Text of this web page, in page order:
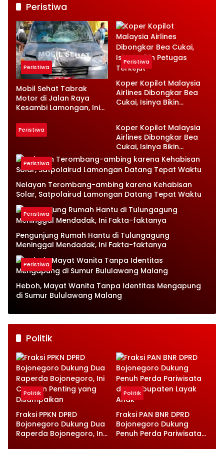
Peristiwa
Peristiwa
Mobil Sehat Tabrak
Motor di Jalan Raya
Kesambi Lamongan, Ini
Peristiwa
Koper Kopilot Malaysia
Airlines Dibongkar Bea
Cukai, Isinya Bikin
Peristiwa
Koper Kopilot Malaysia
Airlines Dibongkar Bea
Cukai, Isinya Bikin
Petugas Terkejut
Peristiwa
Nelayan Terombang-ambing karena Kehabisan
Solar, Satpolairud Lamongan Datang Tepat Waktu
Peristiwa
Pengunjung Rumah Hantu di Tulungagung
Meninggal Mendadak, Ini Fakta-faktanya
Peristiwa
Heboh, Mayat Wanita Tanpa Identitas Mengapung
di Sumur Bululawang Malang
Politik
Politik
Fraksi PPKN DPRD
Bojonegoro Dukung Dua
Raperda Bojonegoro, Ini
Politik
Fraksi PAN BNR DPRD
Bojonegoro Dukung
Penuh Perda Pariwisata